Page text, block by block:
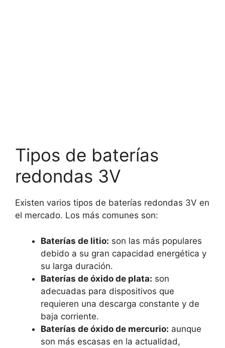
Tipos de baterías
redondas 3V
Existen varios tipos de baterías redondas 3V en
el mercado. Los más comunes son:
Baterías de litio: son las más populares
debido a su gran capacidad energética y
su larga duración.
Baterías de óxido de plata: son
adecuadas para dispositivos que
requieren una descarga constante y de
baja corriente.
Baterías de óxido de mercurio: aunque
son más escasas en la actualidad,